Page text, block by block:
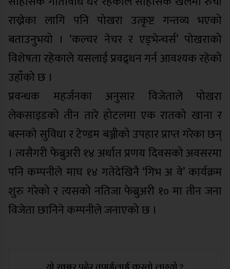
राख्नेका लागि पनि पोखरा उत्कृष्ट गन्तव्य भएको
बताउनुभयो । ‘कल्चर नेचर र एड्भेन्चर्स’ पोखराको
विशेषता रहेकाले यसलाई प्रवद्र्धन गर्न आवश्यक रहेको
उहाँको छ ।
प्रवन्धक महर्जनका अनुसार विजेताले पोखरा
लेकसाइडको तीन तारे होटलमा एक रातको खाना र
बस्नको सुविधा र टेण्डम बञ्जीको उपहार प्राप्त गरेका छन्
। त्यसैगरी फेब्रुअरी १४ अर्थात प्रणय दिवसको अवसरमा
पनि कम्पनीले माघ १४ गतेदेखिनै ‘गिभ अ वे’ कार्यक्रम
शुरु गरेको र त्यसको नतिजा फेब्रुअरी १० मा तीन जना
विजेता छानिने कम्पनीले जनाएको छ ।